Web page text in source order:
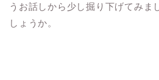
うお話しから少し掘り下げてみま
しょうか。